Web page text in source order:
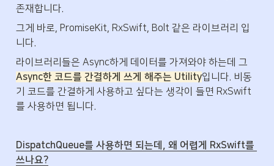
존재합니다.
그게 바로, PromiseKit, RxSwift, Bolt 같은 라이브러리 입
니다.
Async한 코드를 간결하게 쓰게 해주는 Utility입니다. 비동
기 코드를 간결하게 사용하고 싶다는 생각이 들면 RxSwift
를 사용하면 됩니다.
DispatchQueue를 사용하면 되는데, 왜 어렵게 RxSwift를
쓰나요?